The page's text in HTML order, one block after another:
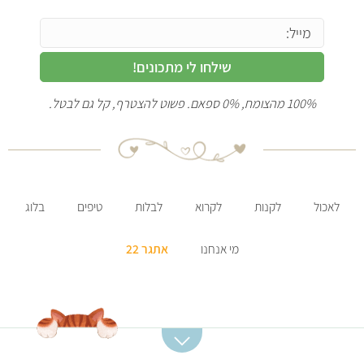
שילחו לי מתכונים!
100% מהצומח, 0% ספאם. פשוט להצטרף, קל גם לבטל.
לאכול לקנות לקרוא לבלות טיפים בלוג
מי אנחנו אתגר 22